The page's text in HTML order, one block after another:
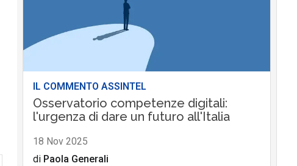
IL COMMENTO ASSINTEL
Osservatorio competenze digitali:
l'urgenza di dare un futuro all'Italia
18 Nov 2025
di Paola Generali